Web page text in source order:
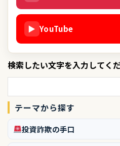
▶ YouTube
検索したい文字を入力してく
テーマから探す
投資詐欺の手口